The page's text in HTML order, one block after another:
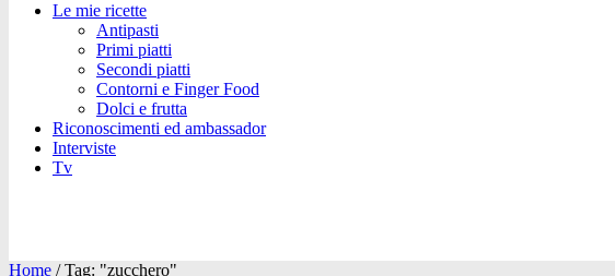
Le mie ricette
Antipasti
Primi piatti
Secondi piatti
Contorni e Finger Food
Dolci e frutta
Riconoscimenti ed ambassador
Interviste
Tv
Home /Tag: "zucchero"